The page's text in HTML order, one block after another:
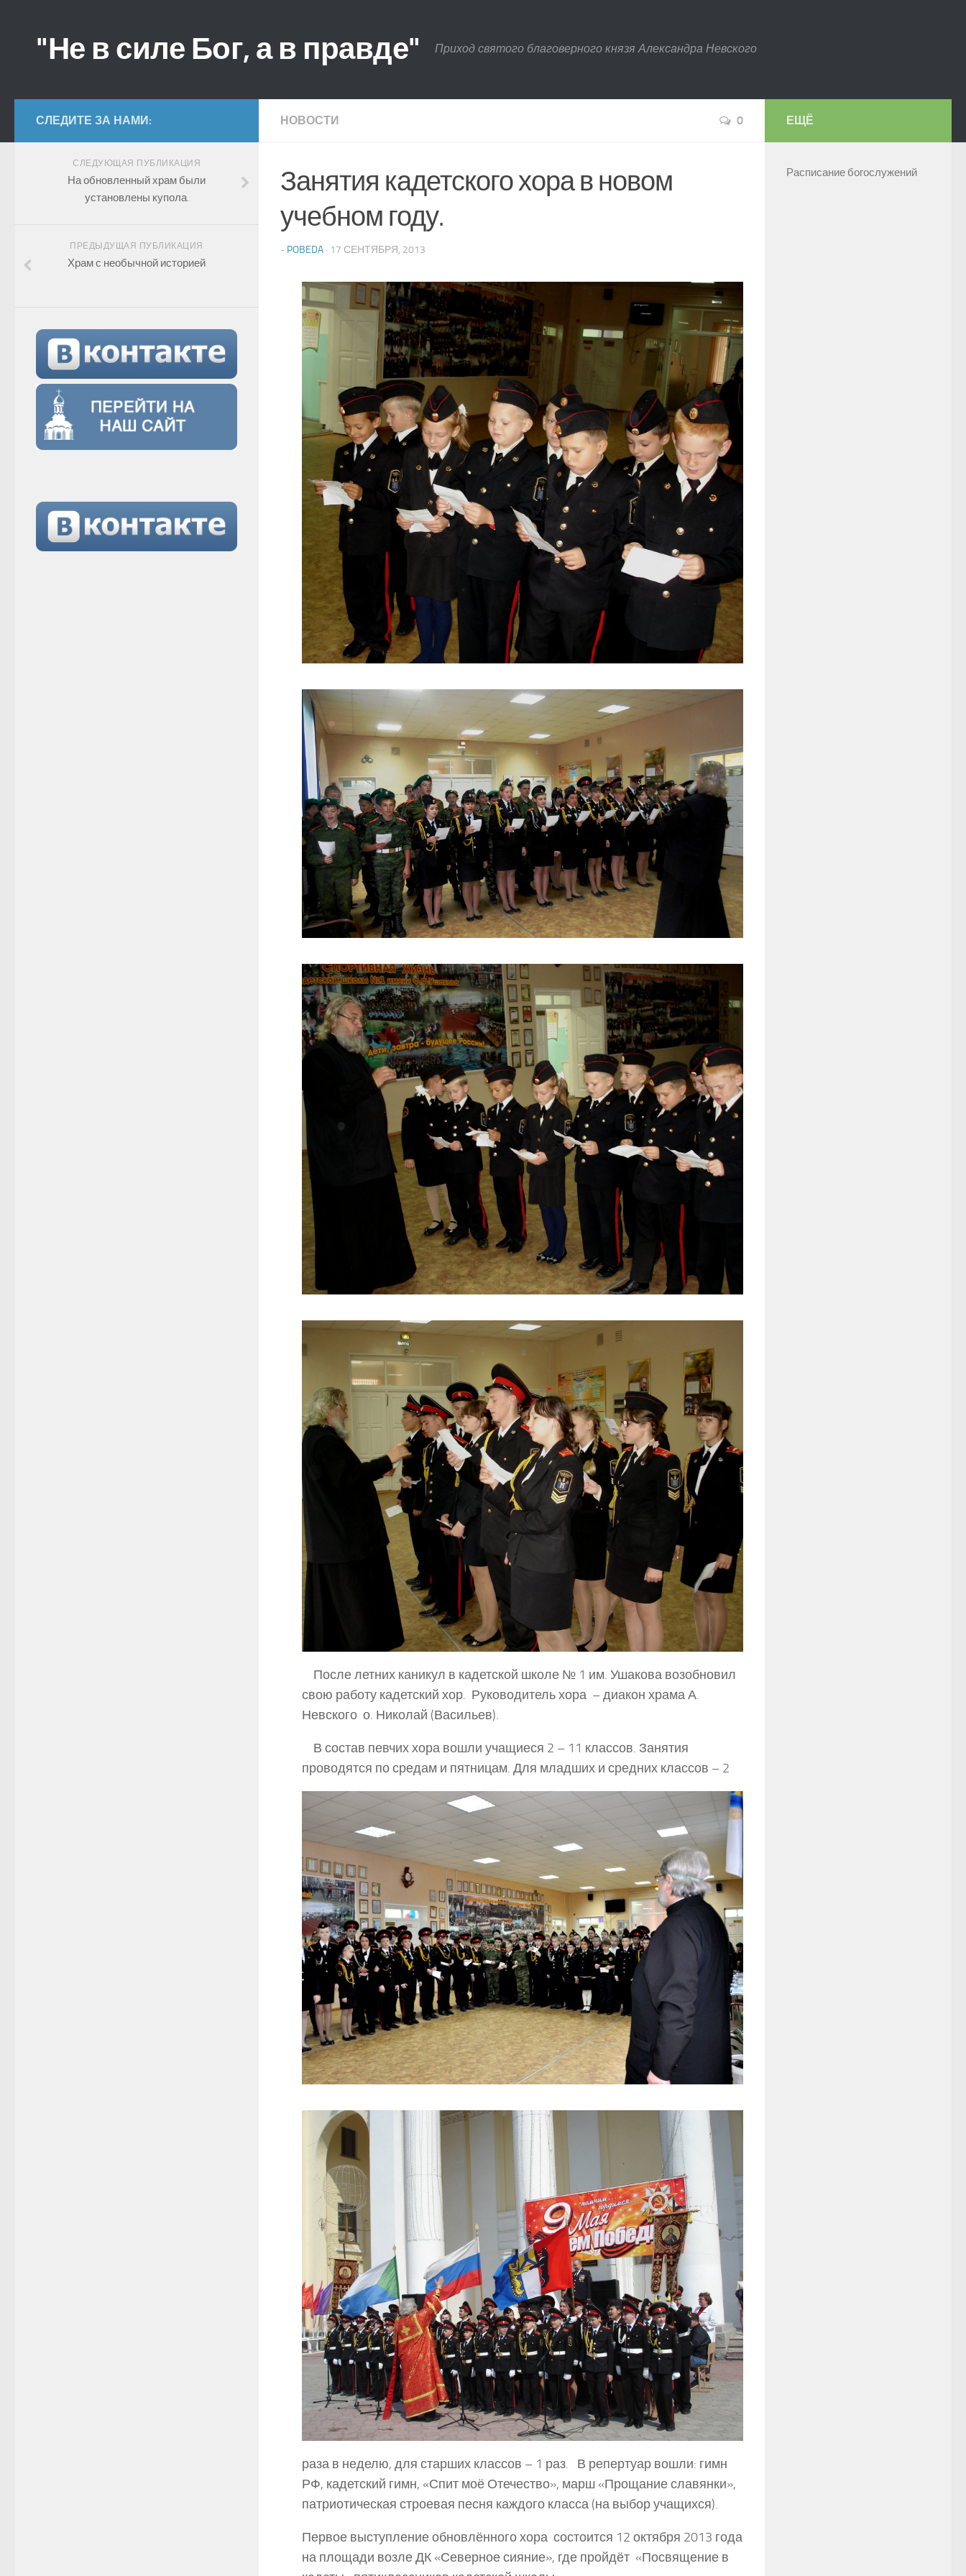
"Не в силе Бог, а в правде" Приход святого благоверного князя Александра Невского
НОВОСТИ 0
Занятия кадетского хора в новом
учебном году.
- POBEDA · 17 СЕНТЯБРЯ, 2013
После летних каникул в кадетской школе № 1 им. Ушакова возобновил
свою работу кадетский хор. Руководитель хора – диакон храма А.
Невского о. Николай (Васильев).
В состав певчих хора вошли учащиеся 2 – 11 классов. Занятия
проводятся по средам и пятницам. Для младших и средних классов – 2
раза в неделю, для старших классов – 1 раз. В репертуар вошли: гимн
РФ, кадетский гимн, «Спит моё Отечество», марш «Прощание славянки»,
патриотическая строевая песня каждого класса (на выбор учащихся).
Первое выступление обновлённого хора состоится 12 октября 2013 года
на площади возле ДК «Северное сияние», где пройдёт «Посвящение в
СЛЕДИТЕ ЗА НАМИ:
СЛЕДУЮЩАЯ ПУБЛИКАЦИЯ
На обновленный храм были
установлены купола.
ПРЕДЫДУЩАЯ ПУБЛИКАЦИЯ
Храм с необычной историей
ЕЩЁ
Расписание богослужений